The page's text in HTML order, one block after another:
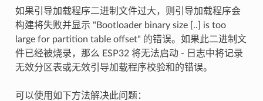
如果引导加载程序二进制文件过大，则引导加载程序会
构建将失败并显示 "Bootloader binary size [..] is too
large for partition table offset" 的错误。如果此二进制文
件已经被烧录，那么 ESP32 将无法启动 - 日志中将记录
无效分区表或无效引导加载程序校验和的错误。
可以使用如下方法解决此问题：